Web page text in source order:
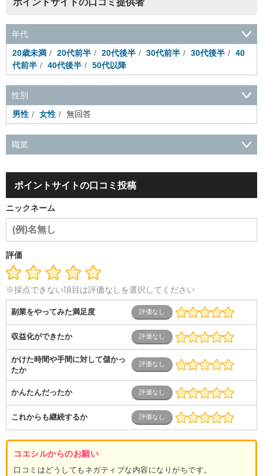
ポイントサイトの口コミ提供者
年代
20歳未満
20代前半 20代後半 30代前半 30代後半
40
代前半
40代後半 50代以降
性別
男性
女性 無回答
職業
品
アミューズメント・エンターテイメント・ゲーム関連
容・エステ・リラクゼーション
旅行・ホテル・航空・ブライ
ダル・葬祭
音響
芸能・イベント・コンパニオン
ム開発・SE・インフラ）
導体・制御）
介護
ス
士業・コンサルティング
ービス
コールセンター マーケティング・企画
専業主婦（夫）
営業
ポイントサイトの口コミ投稿
ニックネーム
評価
※採点できない項目は評価なしを選択してください
副業をやってみた満足度
収益化ができたか
かけた時間や手間に対して儲かっ
たか
かんたんだったか
これからも継続するか
コエシルからのお願い
口コミはどうしてもネガティブな内容になりがちです。